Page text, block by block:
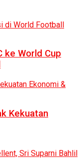
ke World Cup
Kekuatan